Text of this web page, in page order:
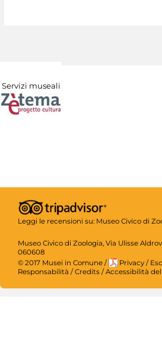
Servizi museali
Leggi le recensioni su: Museo Civico di
Museo Civico di Zoologia, Via Ulisse
060608
© 2017 Musei in Comune / Privacy /
Responsabilità /Credits /Accessibilità